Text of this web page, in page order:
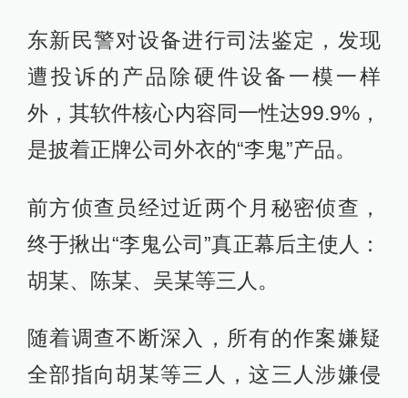
东新民警对设备进行司法鉴定，发现
遭投诉的产品除硬件设备一模一样
外，其软件核心内容同一性达99.9%，
是披着正牌公司外衣的“李鬼”产品。
前方侦查员经过近两个月秘密侦查，
终于揪出“李鬼公司”真正幕后主使人：
胡某、陈某、吴某等三人。
随着调查不断深入，所有的作案嫌疑
全部指向胡某等三人，这三人涉嫌侵